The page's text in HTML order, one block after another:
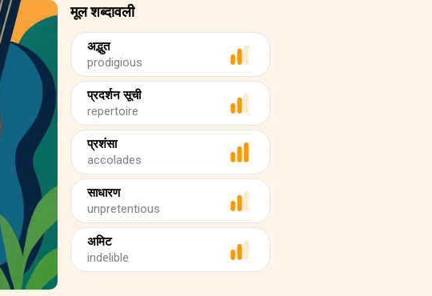
मूल शब्दावली
अद्भुत
prodigious
प्रदर्शन सूची
repertoire
प्रशंसा
accolades
साधारण
unpretentious
अमिट
indelible